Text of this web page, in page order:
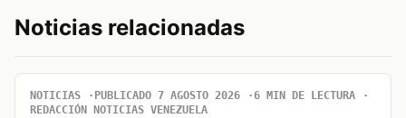
Noticias relacionadas
NOTICIAS PUBLICADO 7 AGOSTO 2026
6 MIN DE LECTURA
REDACCIÓN NOTICIAS VENEZUELA